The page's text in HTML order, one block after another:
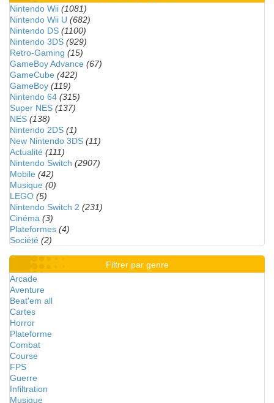
Nintendo Wii (1081)
Nintendo Wii U (682)
Nintendo DS (1100)
Nintendo 3DS (929)
Retro-Gaming (15)
GameBoy Advance (67)
GameCube (422)
GameBoy (119)
Nintendo 64 (315)
Super NES (137)
NES (138)
Nintendo 2DS (1)
New Nintendo 3DS (11)
Actualité (111)
Nintendo Switch (2907)
Mobile (42)
Musique (0)
LEGO (5)
Nintendo Switch 2 (231)
Cinéma (3)
Plateformes (4)
Société (2)
Filtrer par genre
Arcade
Aventure
Beat'em all
Cartes
Horror
Plateforme
Combat
Course
FPS
Guerre
Infiltration
Musique